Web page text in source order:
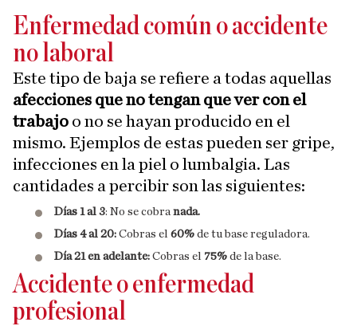
Enfermedad común o accidente
no laboral
Este tipo de baja se refiere a todas aquellas
afecciones que no tengan que ver con el
trabajo o no se hayan producido en el
mismo. Ejemplos de estas pueden ser gripe,
infecciones en la piel o lumbalgia. Las
cantidades a percibir son las siguientes:
Días 1 al 3: No se cobranada.
​Días 4 al 20: Cobras el 60% de tu base reguladora.
​Día 21 en adelante: Cobras el 75% de la base.
Accidente o enfermedad
profesional